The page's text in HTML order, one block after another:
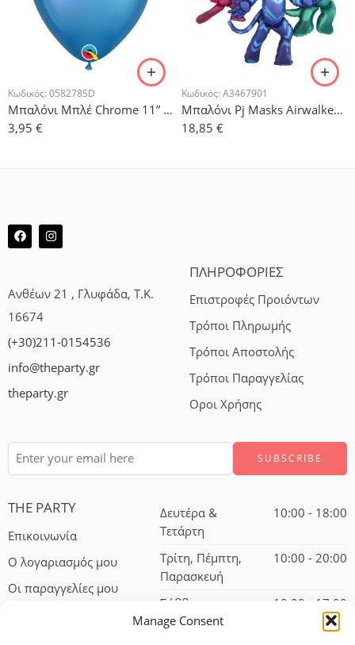
Manage Consent
Κωδικός: 058278SD
Μπαλόνι Μπλέ Chrome 11” – 5τμχ.
3,95 €
Κωδικός: A3467901
Μπαλόνι Pj Masks Airwalker 144cm x 127cm
18,85 €
Ανθέων 21 , Γλυφάδα, Τ.Κ.
16674
(+30)211-0154536
info@theparty.gr
theparty.gr
ΠΛΗΡΟΦΟΡΙΕΣ
Επιστροφές Προιόντων
Τρόποι Πληρωμής
Τρόποι Αποστολής
Τρόποι Παραγγελίας
Οροι Χρήσης
THE PARTY
Επικοινωνία
Ο λογαριασμός μου
Οι παραγγελίες μου
Δευτέρα &
Τετάρτη
10:00 - 18:00
Τρίτη, Πέμπτη,
Παρασκευή
10:00 - 20:00
Σάββατο 10:00 - 17:00